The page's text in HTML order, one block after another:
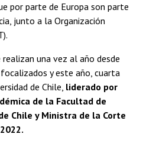
por parte de Europa son parte
junto a la Organización
una vez al año desde
y este año, cuarta
de Chile, liderado por
de la Facultad de
Chile y Ministra de la Corte